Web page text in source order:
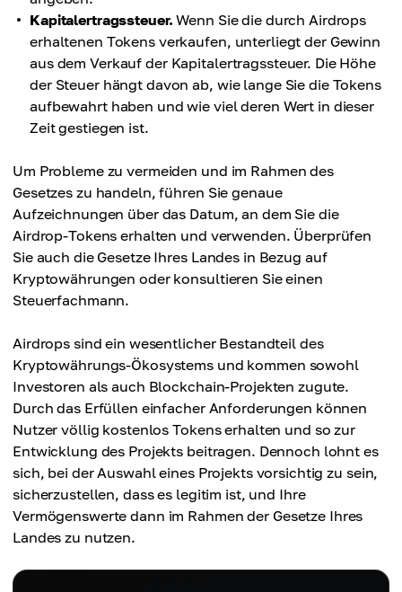
Kapitalertragssteuer. Wenn Sie die durch Airdrops
erhaltenen Tokens verkaufen, unterliegt der Gewinn
aus dem Verkauf der Kapitalertragssteuer. Die Höhe
der Steuer hängt davon ab, wie lange Sie die Tokens
aufbewahrt haben und wie viel deren Wert in dieser
Zeit gestiegen ist.
Um Probleme zu vermeiden und im Rahmen des
Gesetzes zu handeln, führen Sie genaue
Aufzeichnungen über das Datum, an dem Sie die
Airdrop-Tokens erhalten und verwenden. Überprüfen
Sie auch die Gesetze Ihres Landes in Bezug auf
Kryptowährungen oder konsultieren Sie einen
Steuerfachmann.
Airdrops sind ein wesentlicher Bestandteil des
Kryptowährungs-Ökosystems und kommen sowohl
Investoren als auch Blockchain-Projekten zugute.
Durch das Erfüllen einfacher Anforderungen können
Nutzer völlig kostenlos Tokens erhalten und so zur
Entwicklung des Projekts beitragen. Dennoch lohnt es
sich, bei der Auswahl eines Projekts vorsichtig zu sein,
sicherzustellen, dass es legitim ist, und Ihre
Vermögenswerte dann im Rahmen der Gesetze Ihres
Landes zu nutzen.